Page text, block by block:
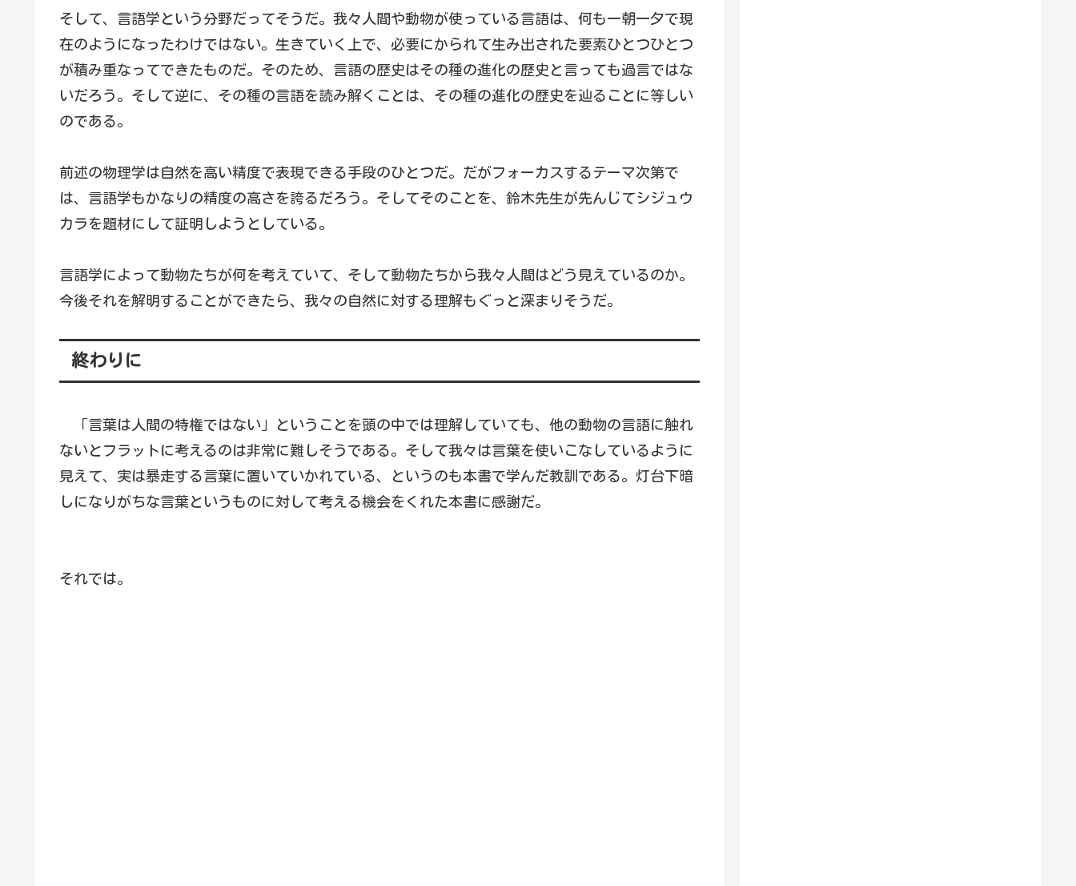
そして、言語学という分野だってそうだ。我々人間や動物が使っている言語は、何も一朝一夕で現
在のようになったわけではない。生きていく上で、必要にかられて生み出された要素ひとつひとつ
が積み重なってできたものだ。そのため、言語の歴史はその種の進化の歴史と言っても過言ではな
いだろう。そして逆に、その種の言語を読み解くことは、その種の進化の歴史を辿ることに等しい
のである。
前述の物理学は自然を高い精度で表現できる手段のひとつだ。だがフォーカスするテーマ次第で
は、言語学もかなりの精度の高さを誇るだろう。そしてそのことを、鈴木先生が先んじてシジュウ
カラを題材にして証明しようとしている。
言語学によって動物たちが何を考えていて、そして動物たちから我々人間はどう見えているのか。
今後それを解明することができたら、我々の自然に対する理解もぐっと深まりそうだ。
終わりに
「言葉は人間の特権ではない」ということを頭の中では理解していても、他の動物の言語に触れ
ないとフラットに考えるのは非常に難しそうである。そして我々は言葉を使いこなしているように
見えて、実は暴走する言葉に置いていかれている、というのも本書で学んだ教訓である。灯台下暗
しになりがちな言葉というものに対して考える機会をくれた本書に感謝だ。
それでは。